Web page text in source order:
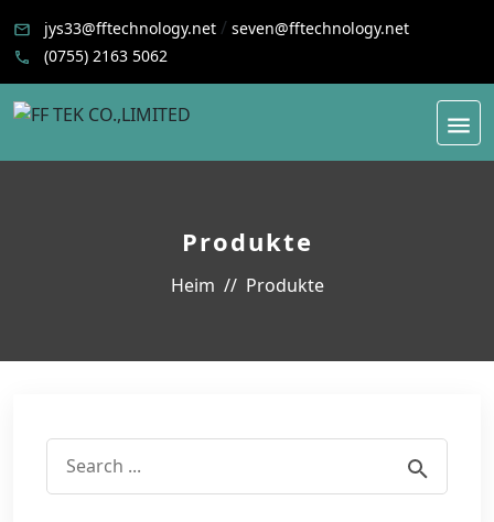
jys33@fftechnology.net / seven@fftechnology.net
(0755) 2163 5062
Produkte
Heim Produkte